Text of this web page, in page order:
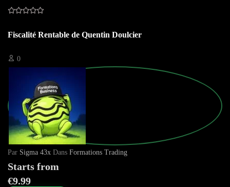
Fiscalité Rentable de Quentin Doulcier
0
Par Sigma 43x Dans Formations Trading
Starts from
€9.99